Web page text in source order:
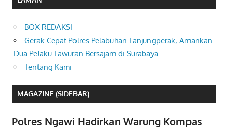
BOX REDAKSI
Gerak Cepat Polres Pelabuhan Tanjungperak, Amankan
Dua Pelaku Tawuran Bersajam di Surabaya
Tentang Kami
MAGAZINE (SIDEBAR)
Polres Ngawi Hadirkan Warung Kompas